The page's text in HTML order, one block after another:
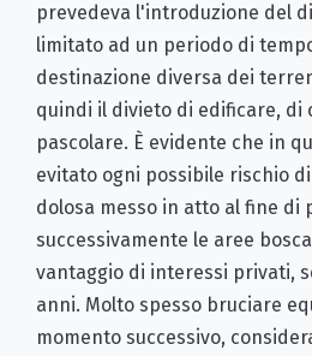
prevedeva l'introduzione del
limitato ad un periodo di
destinazione diversa dei
quindi il divieto di edificare, di
pascolare. È evidente che in
evitato ogni possibile rischio
dolosa messo in atto al fine di
successivamente le aree
vantaggio di interessi privati,
anni. Molto spesso bruciare
momento successivo,